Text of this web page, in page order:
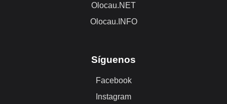
Olocau.NET
Olocau.INFO
Síguenos
Facebook
Instagram